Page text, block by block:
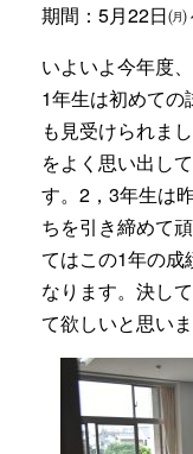
期間：5月22日
いよいよ今年度
1年生は初めての
も見受けられま
をよく思い出し
す。2，3年生は
ちを引き締めて
てはこの1年の成
なります。決し
て欲しいと思いま